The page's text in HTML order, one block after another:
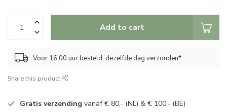
Add to cart
Voor 16:00 uur besteld, dezelfde dag verzonden*
Share this product
Gratis verzending vanaf € 80,- (NL) & € 100,- (BE)